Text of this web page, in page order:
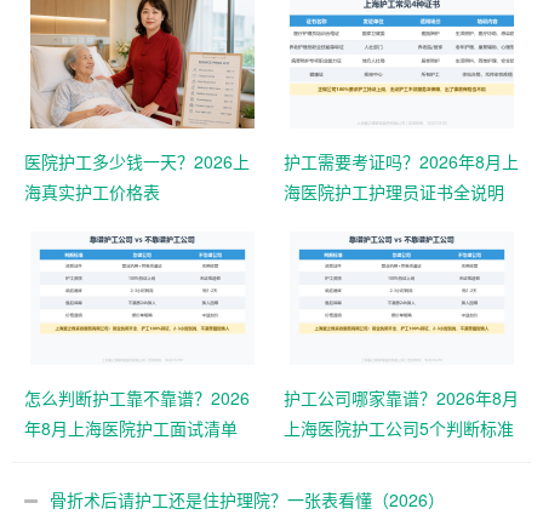
医院护工多少钱一天？2026上
海真实护工价格表
护工需要考证吗？2026年8月上
海医院护工护理员证书全说明
怎么判断护工靠不靠谱？2026
年8月上海医院护工面试清单
护工公司哪家靠谱？2026年8月
上海医院护工公司5个判断标准
骨折术后请护工还是住护理院？一张表看懂（2026）